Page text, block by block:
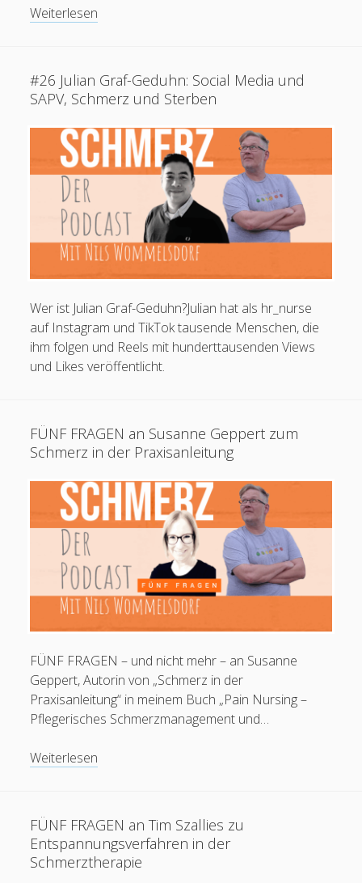
Karteinummer 1853410
Schreib mir:
Ihr Name
Weiterlesen
Simon
Ludwig-
Pricha
zu
ATA,
OTA
Physician
Assistants
#26 Julian Graf-Geduhn: Social Media und
SAPV, Schmerz und Sterben
Wer ist Julian Graf-Geduhn?Julian hat als hr_nurse
auf Instagram und TikTok tausende Menschen, die
ihm folgen und Reels mit hunderttausenden Views
und Likes veröffentlicht.
FÜNF FRAGEN an Susanne Geppert zum
Schmerz in der Praxisanleitung
FÜNF FRAGEN – und nicht mehr – an Susanne
Geppert, Autorin von „Schmerz in der
Praxisanleitung“ in meinem Buch „Pain Nursing –
Pflegerisches Schmerzmanagement und…
Weiterlesen
Geppert
zum
Schmerz
FÜNF FRAGEN an Tim Szallies zu
Entspannungsverfahren in der
Schmerztherapie